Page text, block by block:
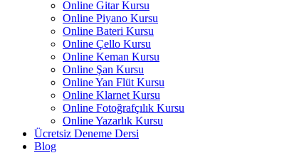
Online Gitar Kursu
Online Piyano Kursu
Online Bateri Kursu
Online Çello Kursu
Online Keman Kursu
Online Şan Kursu
Online Yan Flüt Kursu
Online Klarnet Kursu
Online Fotoğrafçılık Kursu
Online Yazarlık Kursu
Ücretsiz Deneme Dersi
Blog